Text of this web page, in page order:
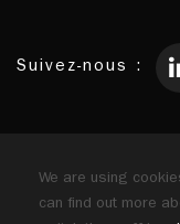
Suivez-nous :
réseau :
We are using
can find out more